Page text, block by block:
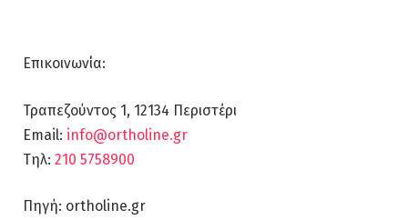
Επικοινωνία:
Τραπεζούντος 1, 12134 Περιστέρι
Email: info@ortholine.gr
Τηλ: 210 5758900
Πηγή: ortholine.gr